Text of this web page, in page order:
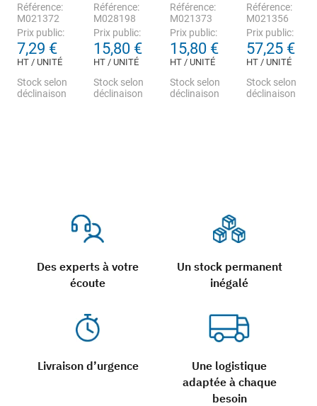
Des experts à votre
écoute
Un stock permanent
inégalé
Livraison d’urgence
Une logistique
adaptée à chaque
besoin
Référence:
M021372
Prix public:
7,29 €
HT / UNITÉ
Stock selon
déclinaison
Référence:
M028198
Prix public:
15,80 €
HT / UNITÉ
Stock selon
déclinaison
Référence:
M021373
Prix public:
15,80 €
HT / UNITÉ
Stock selon
déclinaison
Référence:
M021356
Prix public:
57,25 €
HT / UNITÉ
Stock selon
déclinaison